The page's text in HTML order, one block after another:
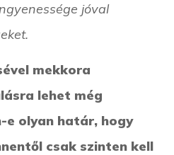
jóval
mekkora
lehet még
e olyan határ, hogy
csak szinten kell